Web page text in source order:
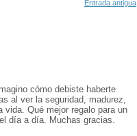
Entrada antigua
cómo debiste haberte
al ver la seguridad, madurez,
Qué mejor regalo para un
día a día. Muchas gracias.